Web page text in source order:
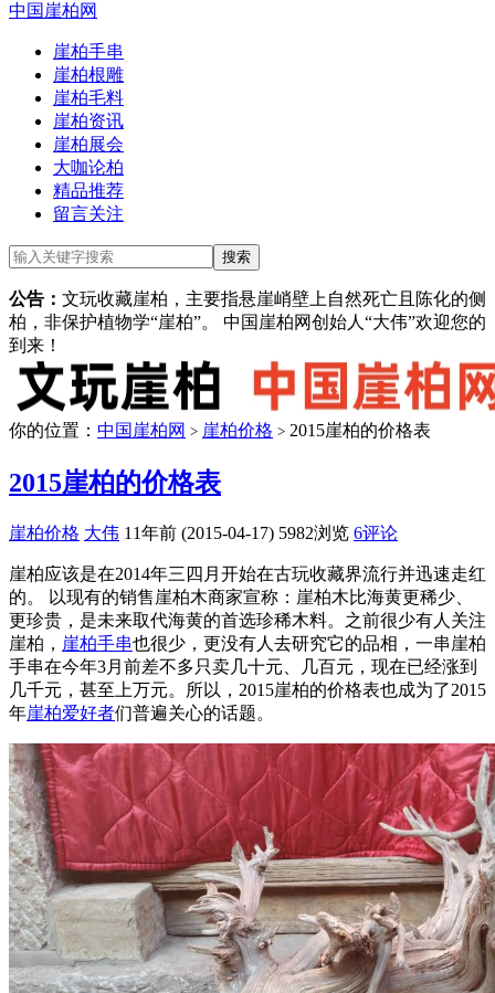
中国崖柏网
崖柏手串
崖柏根雕
崖柏毛料
崖柏资讯
崖柏展会
大咖论柏
精品推荐
留言关注
公告： 文玩收藏崖柏，主要指悬崖峭壁上自然死亡且陈化的侧
柏，非保护植物学“崖柏”。 中国崖柏网创始人“大伟”欢迎您的
到来！
你的位置： 中国崖柏网 > 崖柏价格 > 2015崖柏的价格表
2015崖柏的价格表
崖柏价格 大伟 11年前 (2015-04-17) 5982浏览 6评论
崖柏应该是在2014年三四月开始在古玩收藏界流行并迅速走红
的。 以现有的销售崖柏木商家宣称：崖柏木比海黄更稀少、
更珍贵，是未来取代海黄的首选珍稀木料。之前很少有人关注
崖柏， 崖柏手串也很少，更没有人去研究它的品相，一串崖柏
手串在今年3月前差不多只卖几十元、几百元，现在已经涨到
几千元，甚至上万元。所以，2015崖柏的价格表也成为了2015
年崖柏爱好者们普遍关心的话题。